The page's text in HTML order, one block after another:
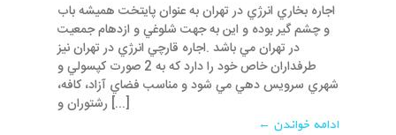
اجاره بخاري انرژي در تهران به عنوان پايتخت هميشه باب
و چشم گير بوده و اين به جهت شلوغي و ازدهام جمعيت
در تهران مي باشد .اجاره قارچي انرژي در تهران نيز
طرفداران خاص خود را دارد که به 2 صورت کپسولي و
شهري سرويس دهي مي شود و مناسب فضاي آزاد، کافه،
رشتوران و [...]
ادامه خواندن ←